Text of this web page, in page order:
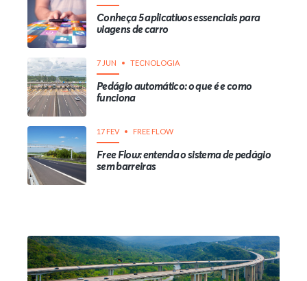
Conheça 5 aplicativos essenciais para
viagens de carro
7 JUN TECNOLOGIA
Pedágio automático: o que é e como
funciona
17 FEV FREE FLOW
Free Flow: entenda o sistema de pedágio
sem barreiras